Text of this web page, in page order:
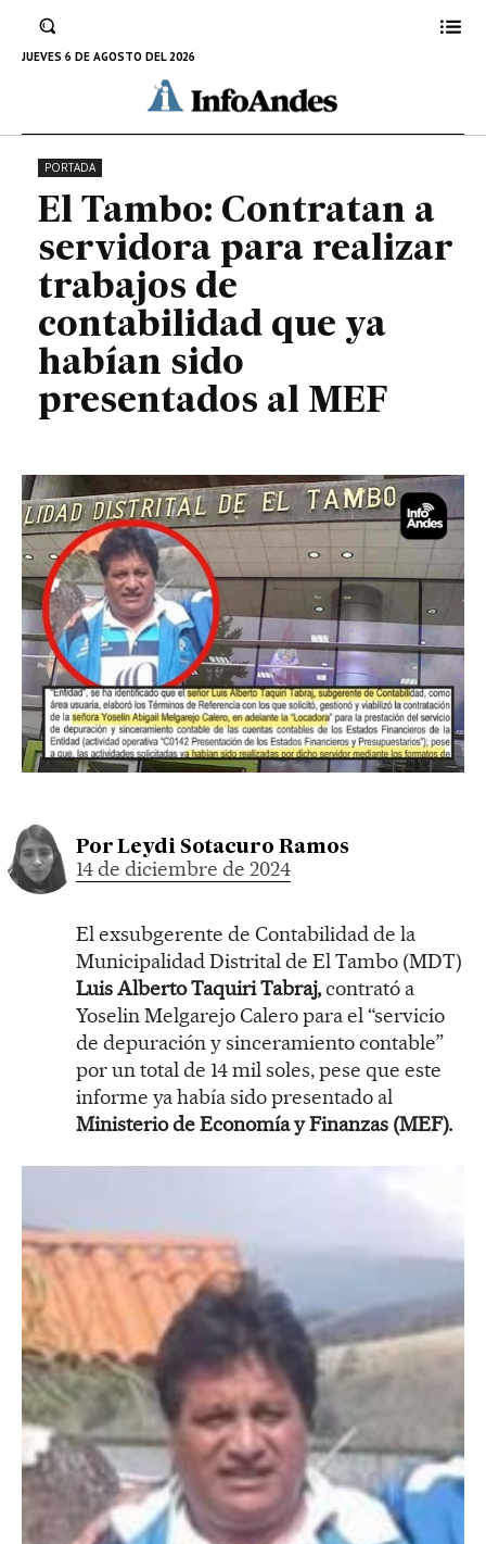
JUEVES 6 DE AGOSTO DEL 2026
contabilidad que ya habían sido
presentados al MEF
14 DE DICIEMBRE DE 2024
PORTADA
El Tambo: Contratan a
servidora para realizar
trabajos de
contabilidad que ya
habían sido
presentados al MEF
Por Leydi Sotacuro Ramos
14 de diciembre de 2024
El exsubgerente de Contabilidad de la
Municipalidad Distrital de El Tambo (MDT)
Luis Alberto Taquiri Tabraj,contrató a
Yoselin Melgarejo Calero para el “servicio
de depuración y sinceramiento contable”
por un total de 14 mil soles, pese que este
informe ya había sido presentado al
Ministerio de Economía y Finanzas (MEF).